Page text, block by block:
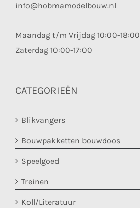
info@hobmamodelbouw.nl
Maandag t/m Vrijdag 10:00-18:00
Zaterdag 10:00-17:00
CATEGORIEËN
Blikvangers
Bouwpakketten bouwdoos
Speelgoed
Treinen
Koll/Literatuur